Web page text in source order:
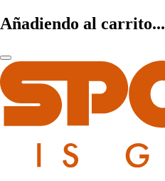
Añadiendo al carrito...